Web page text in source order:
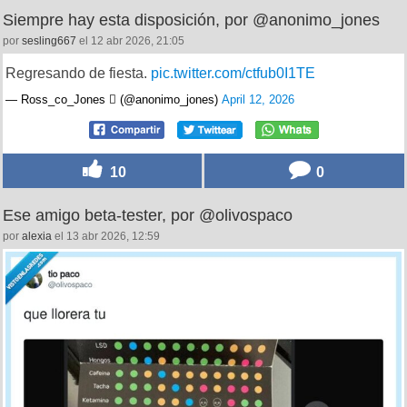
Siempre hay esta disposición, por @anonimo_jones
por sesling667 el 12 abr 2026, 21:05
Regresando de fiesta. pic.twitter.com/ctfub0I1TE
— Ross_co_Jones  (@anonimo_jones) April 12, 2026
10 0
Ese amigo beta-tester, por @olivospaco
por alexia el 13 abr 2026, 12:59